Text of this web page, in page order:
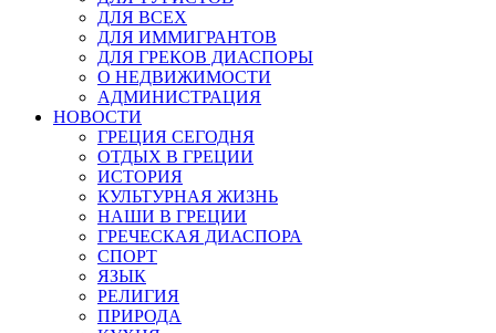
ДЛЯ ВСЕХ
ДЛЯ ИММИГРАНТОВ
ДЛЯ ГРЕКОВ ДИАСПОРЫ
О НЕДВИЖИМОСТИ
АДМИНИСТРАЦИЯ
НОВОСТИ
ГРЕЦИЯ СЕГОДНЯ
ОТДЫХ В ГРЕЦИИ
ИСТОРИЯ
КУЛЬТУРНАЯ ЖИЗНЬ
НАШИ В ГРЕЦИИ
ГРЕЧЕСКАЯ ДИАСПОРА
СПОРТ
ЯЗЫК
РЕЛИГИЯ
ПРИРОДА